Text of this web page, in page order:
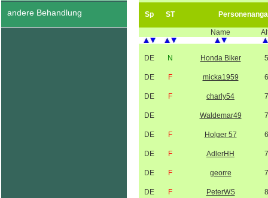
andere Behandlung Sp ST
Name
DE N Honda Biker
DE F micka1959
DE F charly54
DE Waldemar49
DE F Holger 57
DE F AdlerHH
DE F georre
DE F PeterWS